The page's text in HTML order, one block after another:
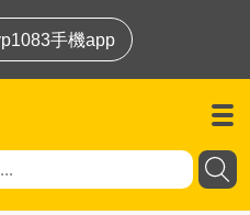
手機app